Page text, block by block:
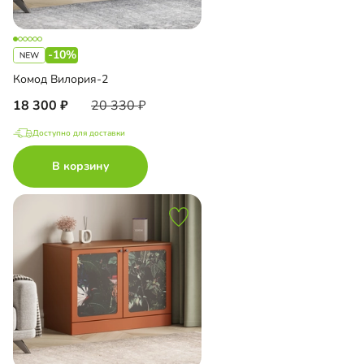
-10%
Комод Вилория-2
18 300 20 330
Доступно для доставки
В корзину